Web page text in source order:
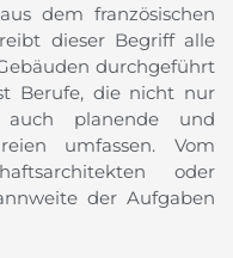
dem französischen
dieser Begriff alle
durchgeführt
Berufe, die nicht nur
auch planende und
umfassen. Vom
oder
der Aufgaben